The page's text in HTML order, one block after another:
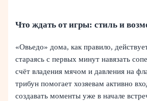
Что ждать от игры: стиль и
«Овьедо» дома, как правило,
стараясь с первых минут навязать
счёт владения мячом и давления на
трибун помогает хозяевам активно
создавать моменты уже в начале